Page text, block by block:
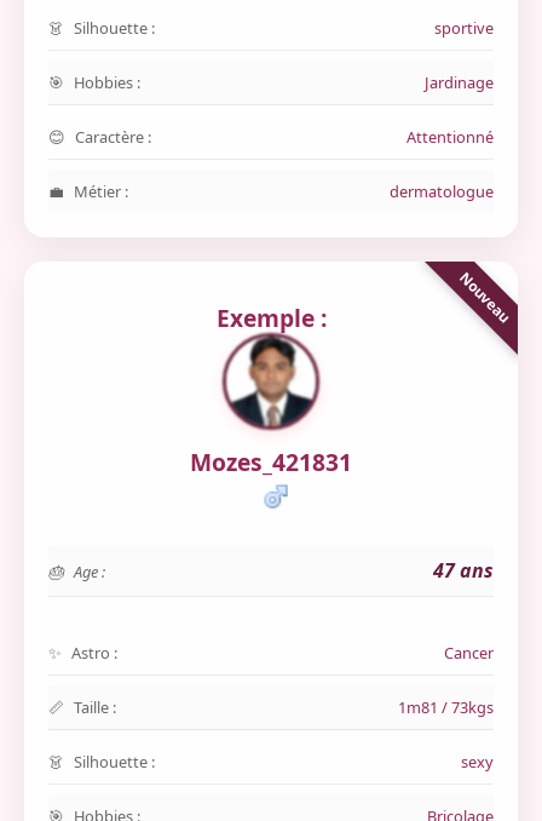
Silhouette : sportive
Hobbies : Jardinage
Caractère : Attentionné
Métier : dermatologue
Exemple :
Mozes_421831
Age : 47 ans
Astro : Cancer
Taille : 1m81 / 73kgs
Silhouette : sexy
Hobbies : Bricolage